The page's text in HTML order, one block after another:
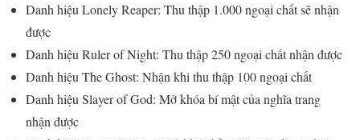
Danh hiệu Lonely Reaper: Thu thập 1.000 ngoại chất sẽ nhận
được
Danh hiệu Ruler of Night: Thu thập 250 ngoại chất nhận được
Danh hiệu The Ghost: Nhận khi thu thập 100 ngoại chất
Danh hiệu Slayer of God: Mở khóa bí mật của nghĩa trang
nhận được